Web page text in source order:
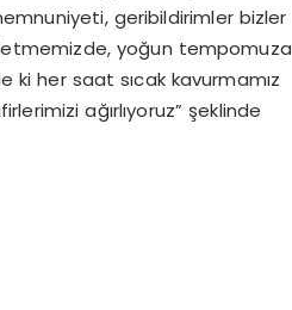
geribildirimler bizler
yoğun tempomuza
her saat sıcak kavurmamız
ağırlıyoruz” şeklinde